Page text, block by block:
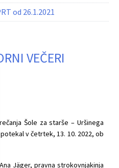
od 26.1.2021
VEČERI
Šole za starše – Uršinega
v četrtek, 13. 10. 2022, ob
Jäger, pravna strokovnjakinja